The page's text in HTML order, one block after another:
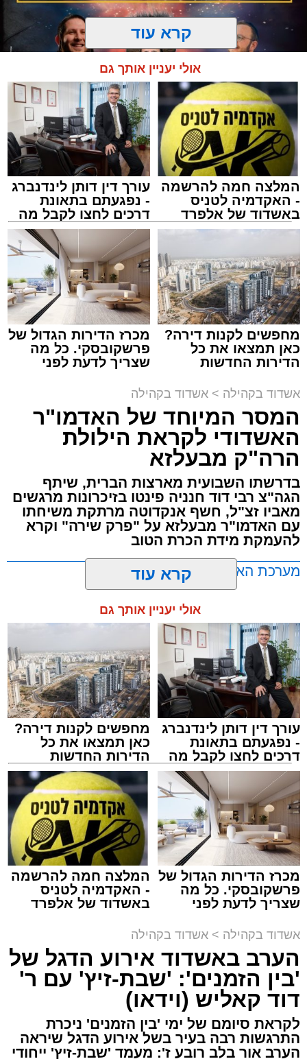
המרכז למורשת
מנהל האתר / 10:42 06.08.26
תגים:המרכז למורשת, "מהות"
ימים ספורים לתום בין הזמנים אב שהיה גדוש
בפעילויות שונות ומגוונות, במוצאי שבת הקרוב,
מלכה על ידי "המרכז למורשת" בראשות מ"מ ראש
העיר הרב אבי אמסלם בשיתוף הרשות העירונית
'מהות' בראשות חבר מועצת העיר הרב מני אזולאי.
האירוע הענק יתקיים כאמור ע"י 'המרכז למורשת'
ובשיתוף רשת ישיבות בין הזמנים 'חזון עובדיה'
מבית הרשות העירונית 'מהות' במסגרתה פועלות
עשרות נקודות של ישיבות בין הזמנים ברחבי העיר
שבהם לומדים מאות בחורי ישיבות ומתעלים
בתורה גם בימי החופש.
במופע סיום בין הזמנים שישולב עם מלווה מלכה
מוזיקלי יופיעו על במה אחת ענקי הזמר והרגש,
בנצי שטיין, יצחק בן ארזה ושמוליק קליין בליווי
תזמורת מורחבת בניצוחו של מאסטרו דני אבידני.
במהלך הערב יישאו דברי ברכה מ"מ ראש העיר
וומונה המרכז למורשת הרב אבי אמסלם וחבר
מועצת העיר יו"ר מהות הרב מני אזולאי.
באולם הפיס גור ברובע ז׳.
הערב למעשה יסמן את תחילת סיום שורת אירועי
הקיץ הייחודית של המרכז למורשת שנפרסו על פני
השבועיים האחרונים ויימשכו גם בשבוע הבא, עד
ראש חודש אלול. פעילויות שזכו לשבחים רבים.
קרא עוד
אולי יעניין אותך גם
המלצה חמה להרשמה
- האקדמיה לטניס
באשדוד של אלפרד
קריאולנסקי - לילדים
עורך דין דותן לינדנברג
- נפגעתם בתאונת
דרכים לחצו לקבל מה
שמגיע לכם
מחפשים לקנות דירה?
כאן תמצאו את כל
הדירות החדשות
מכרז הדירות הגדול של
פרשקובסקי. כל מה
שצריך לדעת לפני
באשדוד
אשדוד בקהילה > אשדוד בקהילה
המסר המיוחד של האדמו"ר
האשדודי לקראת הילולת
הרה"ק מבעלזא
בדרשתו השבועית מארצות הברית, שיתף
הגה"צ רבי דוד חנניה פינטו בזיכרונות מרגשים
מאביו זצ"ל, חשף אנקדוטה מרתקת משיחתו
עם האדמו"ר מבעלזא על "פרק שירה" וקרא
להעמקת מידת הכרת הטוב
מערכת האתר / 00:23 06.08.26
תגים:אשדוד, בעלזא הילולא
צילום: א' מיכאלי
לקראת יום הילולא קדישא של הרה"ק רבי אהרון
קרא עוד
אולי יעניין אותך גם
עורך דין דותן לינדנברג
- נפגעתם בתאונת
דרכים לחצו לקבל מה
שמגיע לכם
מחפשים לקנות דירה?
כאן תמצאו את כל
הדירות החדשות
למכירה באשדוד >>>
מכרז הדירות הגדול של
פרשקובסקי. כל מה
שצריך לדעת לפני
באשדוד
המלצה חמה להרשמה
- האקדמיה לטניס
באשדוד של אלפרד
אשדוד בקהילה > אשדוד בקהילה
הערב באשדוד אירוע הדגל של
'בין הזמנים': 'שבת-זיץ' עם ר'
דוד קאליש (וידאו)
לקראת סיומם של ימי 'בין הזמנים' ניכרת
התרגשות רבה בעיר בשל אירוע הדגל שיראה
הערב אור בלב רובע ז': מעמד 'שבת-זיץ' ייחודי